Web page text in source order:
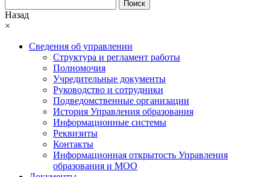
Поиск
Назад
×
Сведения об управлении
Структура и регламент работы
Полномочия
Учредительные документы
Руководство и сотрудники
Подведомственные организации
История Управления образования
Информационные системы
Реквизиты
Контакты
Информационная открытость Управления
образования и МОО